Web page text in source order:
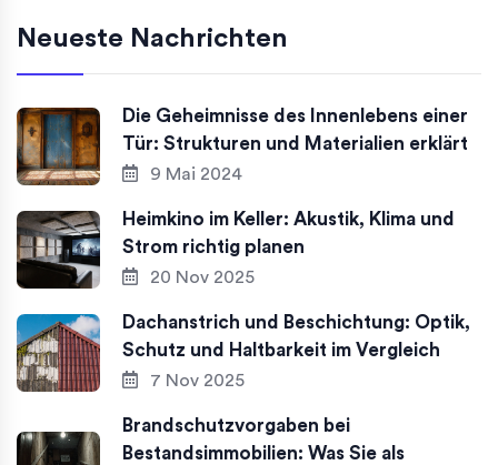
Neueste Nachrichten
Die Geheimnisse des Innenlebens einer
Tür: Strukturen und Materialien erklärt
9 Mai 2024
Heimkino im Keller: Akustik, Klima und
Strom richtig planen
20 Nov 2025
Dachanstrich und Beschichtung: Optik,
Schutz und Haltbarkeit im Vergleich
7 Nov 2025
Brandschutzvorgaben bei
Bestandsimmobilien: Was Sie als